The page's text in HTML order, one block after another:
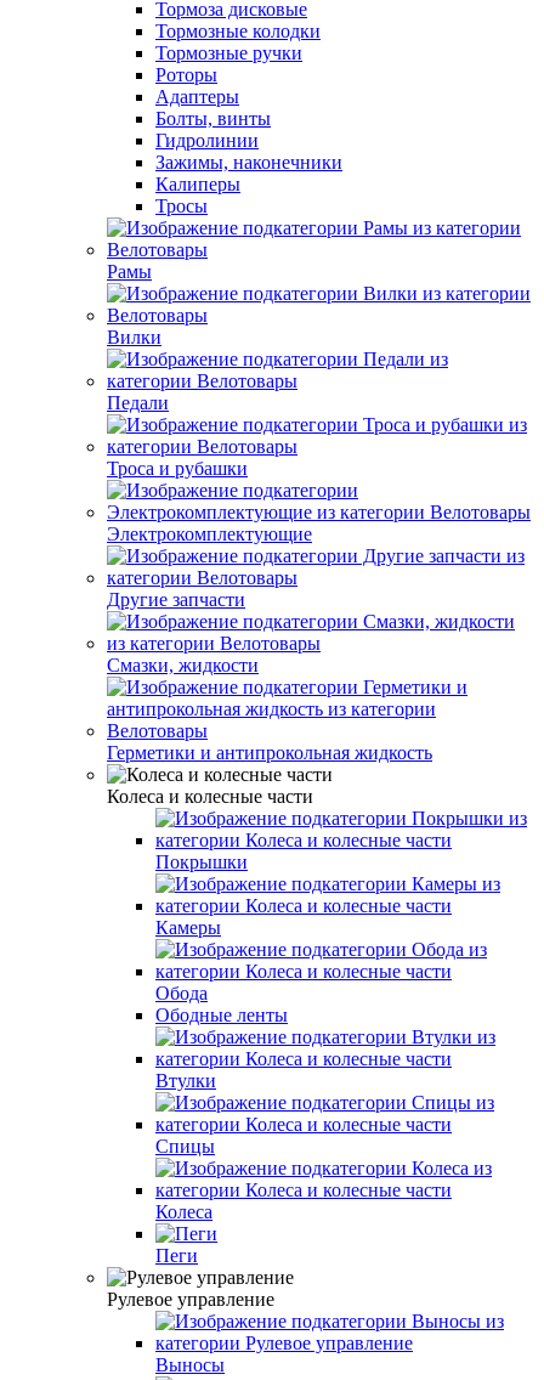
Тормоза дисковые
Тормозные колодки
Тормозные ручки
Роторы
Адаптеры
Болты, винты
Гидролинии
Зажимы, наконечники
Калиперы
Тросы
Рамы
Вилки
Педали
Троса и рубашки
Электрокомплектующие
Другие запчасти
Смазки, жидкости
Герметики и антипрокольная жидкость
Колеса и колесные части
Покрышки
Камеры
Обода
Ободные ленты
Втулки
Спицы
Колеса
Пеги
Рулевое управление
Выносы